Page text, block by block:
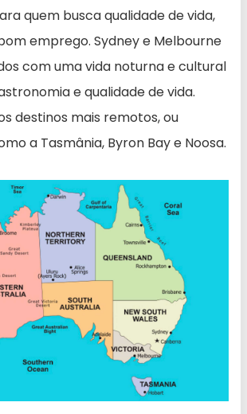
quem busca qualidade de vida,
emprego. Sydney e Melbourne
com uma vida noturna e cultural
e qualidade de vida.
destinos mais remotos, ou
a Tasmânia, Byron Bay e Noosa.